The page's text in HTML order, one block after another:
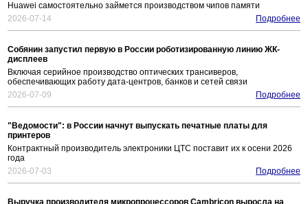
Huawei самостоятельно займется производством чипов памяти
2026-07-14
Подробнее
Собянин запустил первую в России роботизированную линию ЖК-
дисплеев
Включая серийное производство оптических трансиверов,
обеспечивающих работу дата-центров, банков и сетей связи
2026-07-09
Подробнее
"Ведомости": в России начнут выпускать печатные платы для
принтеров
Контрактный производитель электроники ЦТС поставит их к осени 2026
года
2026-07-03
Подробнее